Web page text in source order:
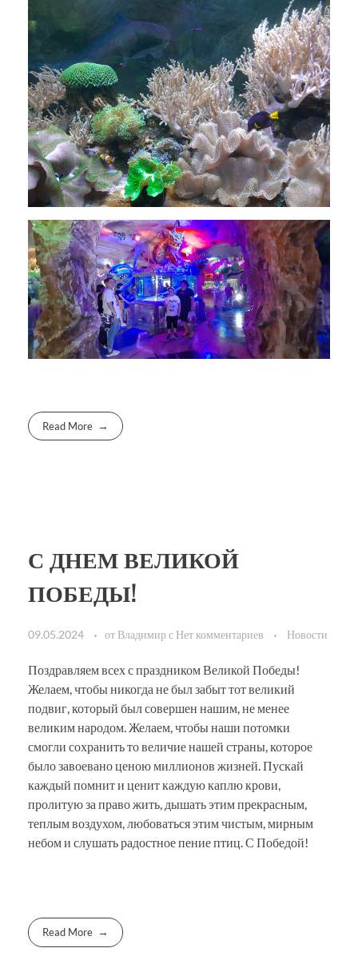
Read More
С ДНЕМ ВЕЛИКОЙ
ПОБЕДЫ!
09.05.2024 от Владимирс Нет комментариев Новости
Поздравляем всех с праздником Великой Победы!
Желаем, чтобы никогда не был забыт тот великий
подвиг, который был совершен нашим, не менее
великим народом. Желаем, чтобы наши потомки
смогли сохранить то величие нашей страны, которое
было завоевано ценою миллионов жизней. Пускай
каждый помнит и ценит каждую каплю крови,
пролитую за право жить, дышать этим прекрасным,
теплым воздухом, любоваться этим чистым, мирным
небом и слушать радостное пение птиц. С Победой!
Read More